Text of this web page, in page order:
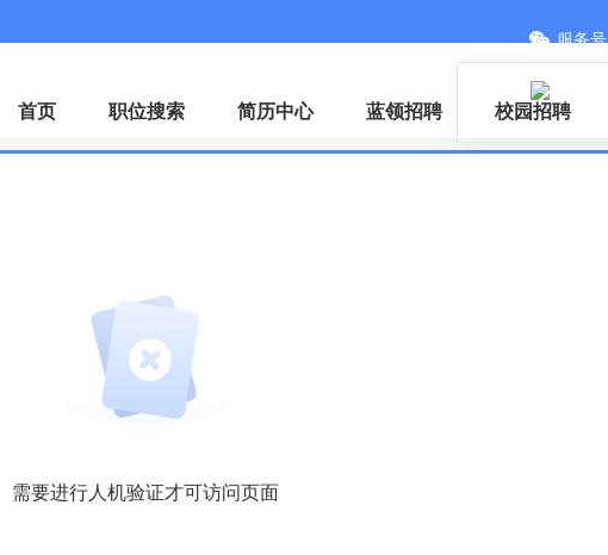
服务号
首页 职位搜索 简历中心 蓝领招聘 校园招聘
需要进行人机验证才可访问页面